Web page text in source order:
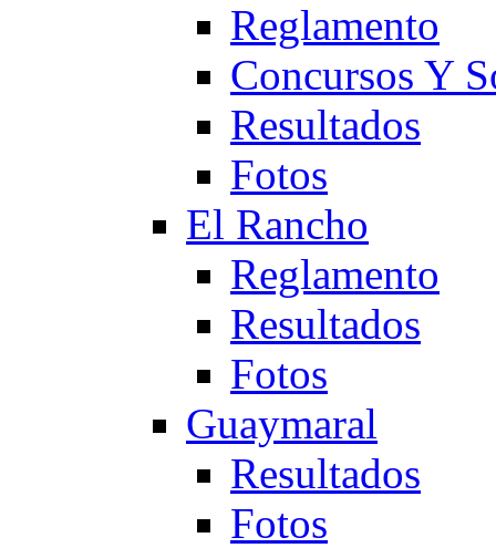
Reglamento
Concursos Y
Resultados
Fotos
El Rancho
Reglamento
Resultados
Fotos
Guaymaral
Resultados
Fotos